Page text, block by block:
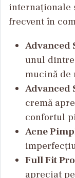
internaționale
frecvent în
Advanced
unul
mucină de
Advanced
cremă
confortul
Acne
Full Fit
apreciat